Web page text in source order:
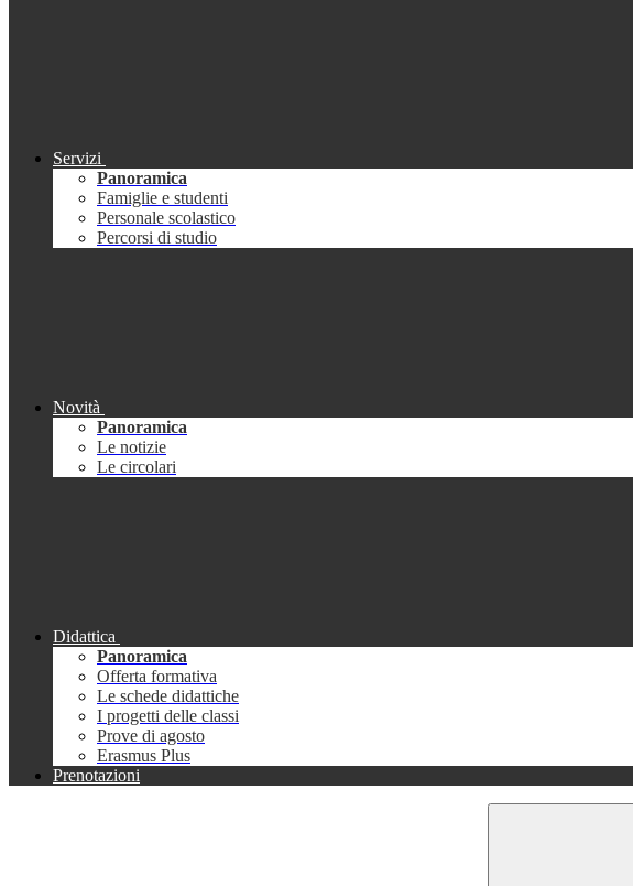
Servizi
Panoramica
Famiglie e studenti
Personale scolastico
Percorsi di studio
Novità
Panoramica
Le notizie
Le circolari
Didattica
Panoramica
Offerta formativa
Le schede didattiche
I progetti delle classi
Prove di agosto
Erasmus Plus
Prenotazioni